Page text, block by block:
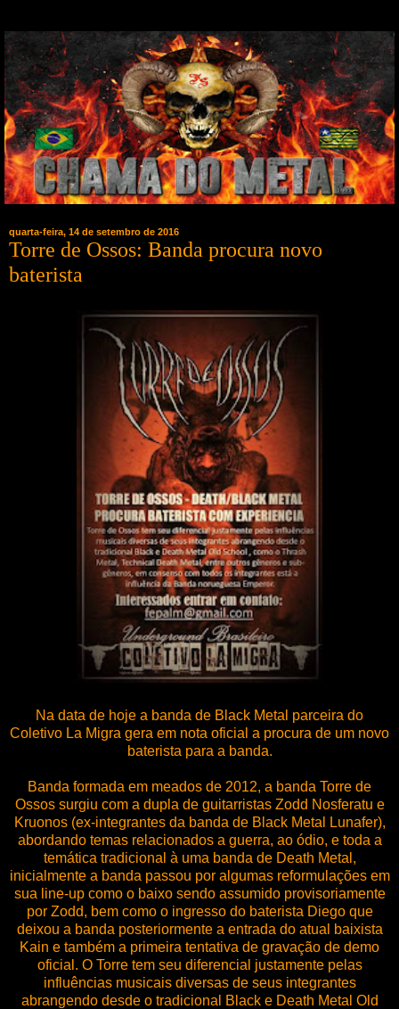
quarta-feira, 14 de setembro de 2016
Torre de Ossos: Banda procura novo
baterista
Na data de hoje a banda de Black Metal parceira do
Coletivo La Migra gera em nota oficial a procura de um novo
baterista para a banda.
Banda formada em meados de 2012, a banda Torre de
Ossos surgiu com a dupla de guitarristas Zodd Nosferatu e
Kruonos (ex-integrantes da banda de Black Metal Lunafer),
abordando temas relacionados a guerra, ao ódio, e toda a
temática tradicional à uma banda de Death Metal,
inicialmente a banda passou por algumas reformulações em
sua line-up como o baixo sendo assumido provisoriamente
por Zodd, bem como o ingresso do baterista Diego que
deixou a banda posteriormente a entrada do atual baixista
Kain e também a primeira tentativa de gravação de demo
oficial. O Torre tem seu diferencial justamente pelas
influências musicais diversas de seus integrantes
abrangendo desde o tradicional Black e Death Metal Old